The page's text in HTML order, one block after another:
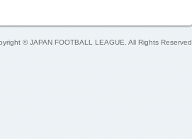
© JAPAN FOOTBALL LEAGUE. All Rights Reserved.